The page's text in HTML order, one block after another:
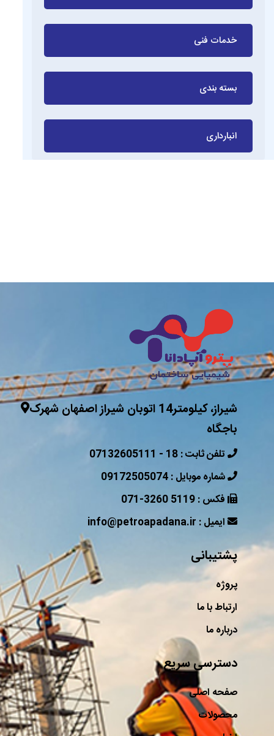
خدمات فنی
بسته بندی
انبارداری
شیراز، کیلومتر14 اتوبان شیراز اصفهان شهرک
باجگاه
پشتیبانی
پروژه
ارتباط با ما
درباره ما
دسترسی سریع
صفحه اصلی
محصولات